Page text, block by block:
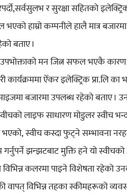
र सुरक्षा सहितको
हाम्रो कम्पनीले हालै मात्र
बताए ।
उपभोक्ताको मन जित्न सफल भएकै
ऐंकर इलेक्ट्रिक प्रा.लि का
बजारमा उपलब्ध रहेको बताए ।
लाइफ साधारण मोडुलर स्वीच
स्वीच कस्दा फुट्ने सम्भावना
झन्झटबाट मुक्ति हने यो
कलरमा पाइने विशेषता रहेको
वापत् विभिन्न तहका स्कीमहरूको